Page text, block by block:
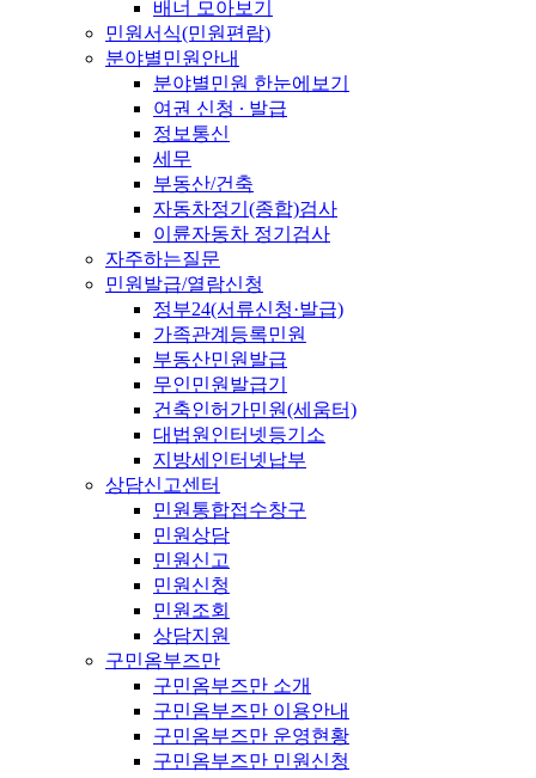
배너 모아보기
민원서식(민원편람)
분야별민원안내
분야별민원 한눈에보기
여권 신청 ∙ 발급
정보통신
세무
부동산/건축
자동차정기(종합)검사
이륜자동차 정기검사
자주하는질문
민원발급/열람신청
정부24(서류신청·발급)
가족관계등록민원
부동산민원발급
무인민원발급기
건축인허가민원(세움터)
대법원인터넷등기소
지방세인터넷납부
상담신고센터
민원통합접수창구
민원상담
민원신고
민원신청
민원조회
상담지원
구민옴부즈만
구민옴부즈만 소개
구민옴부즈만 이용안내
구민옴부즈만 운영현황
구민옴부즈만 민원신청